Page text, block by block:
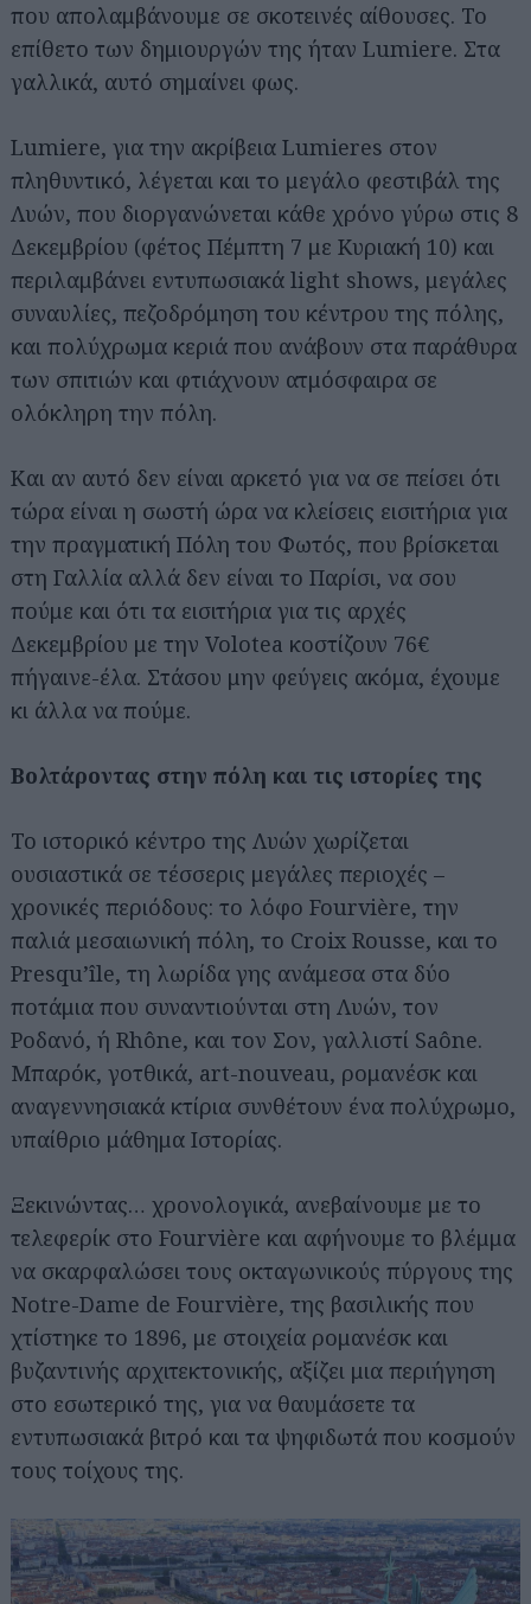
που απολαμβάνουμε σε σκοτεινές αίθουσες. Το
επίθετο των δημιουργών της ήταν Lumiere. Στα
γαλλικά, αυτό σημαίνει φως.
Lumiere, για την ακρίβεια Lumieres στον
πληθυντικό, λέγεται και το μεγάλο φεστιβάλ της
Λυών, που διοργανώνεται κάθε χρόνο γύρω στις 8
Δεκεμβρίου (φέτος Πέμπτη 7 με Κυριακή 10) και
περιλαμβάνει εντυπωσιακά light shows, μεγάλες
συναυλίες, πεζοδρόμηση του κέντρου της πόλης,
και πολύχρωμα κεριά που ανάβουν στα παράθυρα
των σπιτιών και φτιάχνουν ατμόσφαιρα σε
ολόκληρη την πόλη.
Και αν αυτό δεν είναι αρκετό για να σε πείσει ότι
τώρα είναι η σωστή ώρα να κλείσεις εισιτήρια για
την πραγματική Πόλη του Φωτός, που βρίσκεται
στη Γαλλία αλλά δεν είναι το Παρίσι, να σου
πούμε και ότι τα εισιτήρια για τις αρχές
Δεκεμβρίου με την Volotea κοστίζουν 76€
πήγαινε-έλα. Στάσου μην φεύγεις ακόμα, έχουμε
κι άλλα να πούμε.
Βολτάροντας στην πόλη και τις ιστορίες της
Το ιστορικό κέντρο της Λυών χωρίζεται
ουσιαστικά σε τέσσερις μεγάλες περιοχές –
χρονικές περιόδους: το λόφο Fourvière, την
παλιά μεσαιωνική πόλη, το Croix Rousse, και το
Presqu’île, τη λωρίδα γης ανάμεσα στα δύο
ποτάμια που συναντιούνται στη Λυών, τον
Ροδανό, ή Rhône, και τον Σον, γαλλιστί Saône.
Μπαρόκ, γοτθικά, art-nouveau, ρομανέσκ και
αναγεννησιακά κτίρια συνθέτουν ένα πολύχρωμο,
υπαίθριο μάθημα Ιστορίας.
Ξεκινώντας… χρονολογικά, ανεβαίνουμε με το
τελεφερίκ στο Fourvière και αφήνουμε το βλέμμα
να σκαρφαλώσει τους οκταγωνικούς πύργους της
Notre-Dame de Fourvière, της βασιλικής που
χτίστηκε το 1896, με στοιχεία ρομανέσκ και
βυζαντινής αρχιτεκτονικής, αξίζει μια περιήγηση
στο εσωτερικό της, για να θαυμάσετε τα
εντυπωσιακά βιτρό και τα ψηφιδωτά που κοσμούν
τους τοίχους της.